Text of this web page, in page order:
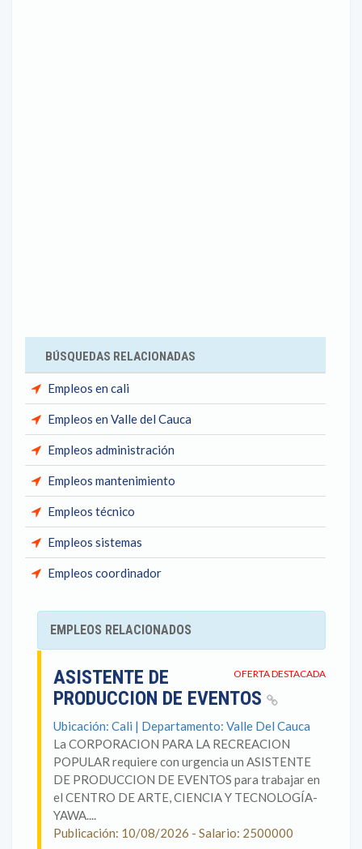
BÚSQUEDAS RELACIONADAS
Empleos en cali
Empleos en Valle del Cauca
Empleos administración
Empleos mantenimiento
Empleos técnico
Empleos sistemas
Empleos coordinador
EMPLEOS RELACIONADOS
OFERTA DESTACADA
ASISTENTE DE
PRODUCCION DE EVENTOS
Ubicación: Cali | Departamento: Valle Del Cauca
La CORPORACION PARA LA RECREACION
POPULAR requiere con urgencia un ASISTENTE
DE PRODUCCION DE EVENTOS para trabajar en
el CENTRO DE ARTE, CIENCIA Y TECNOLOGÍA-
YAWA....
Publicación: 10/08/2026 - Salario: 2500000